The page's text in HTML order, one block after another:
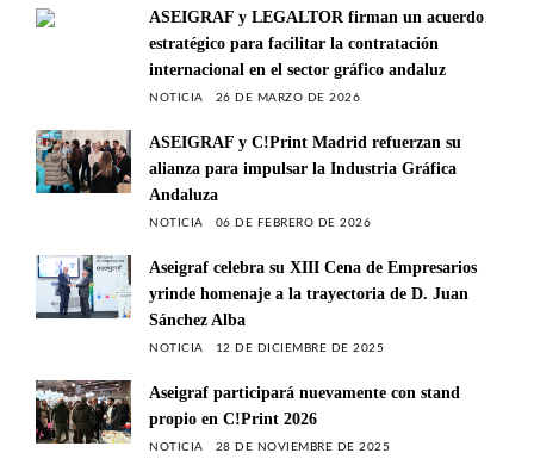
ASEIGRAF y LEGALTOR firman un acuerdo
estratégico para facilitar la contratación
internacional en el sector gráfico andaluz
NOTICIA 26 DE MARZO DE 2026
ASEIGRAF y C!Print Madrid refuerzan su
alianza para impulsar la Industria Gráfica
Andaluza
NOTICIA 06 DE FEBRERO DE 2026
Aseigraf celebra su XIII Cena de Empresarios
yrinde homenaje a la trayectoria de D. Juan
Sánchez Alba
NOTICIA 12 DE DICIEMBRE DE 2025
Aseigraf participará nuevamente con stand
propio en C!Print 2026
NOTICIA 28 DE NOVIEMBRE DE 2025